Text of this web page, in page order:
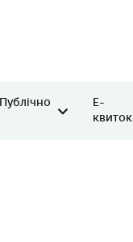
Публічно
Е-
квиток